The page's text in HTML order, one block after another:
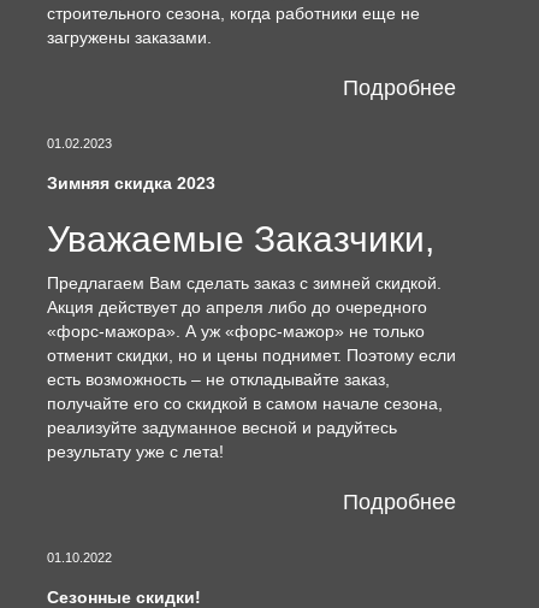
строительного сезона, когда работники еще не
загружены заказами.
Подробнее
01.02.2023
Зимняя скидка 2023
Уважаемые Заказчики,
Предлагаем Вам сделать заказ с зимней скидкой.
Акция действует до апреля либо до очередного
«форс-мажора». А уж «форс-мажор» не только
отменит скидки, но и цены поднимет. Поэтому если
есть возможность – не откладывайте заказ,
получайте его со скидкой в самом начале сезона,
реализуйте задуманное весной и радуйтесь
результату уже с лета!
Подробнее
01.10.2022
Сезонные скидки!